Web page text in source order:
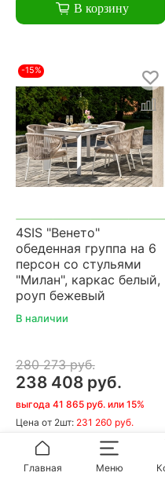
В корзину
-15%
4SIS "Венето"
обеденная группа на 6
персон со стульями
"Милан", каркас белый,
роуп бежевый
В наличии
280 273 руб.
238 408 руб.
выгода 41 865 руб. или 15%
Цена от 2шт: 231 260 руб.
В корзину
Главная Меню